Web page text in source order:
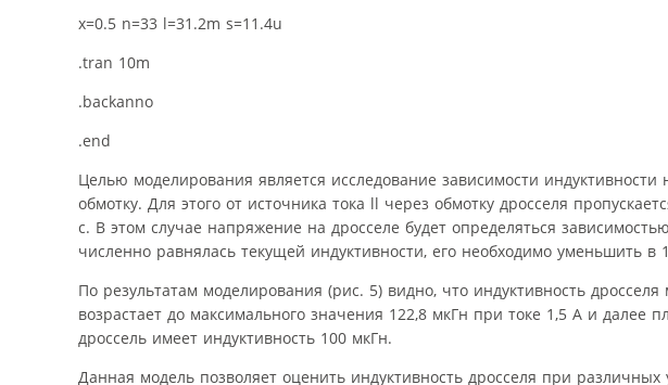
x=0.5 n=33 l=31.2m s=11.4u
.tran 10m
.backanno
.end
Целью моделирования является исследование зависимости
обмотку. Для этого от источника тока ll через обмотку дросселя
с. В этом случае напряжение на дросселе будет определяться
численно равнялась текущей индуктивности, его необходимо уменьшить в
По результатам моделирования (рис. 5) видно, что индуктивность
возрастает до максимального значения 122,8 мкГн при токе 1,5 А и далее
дроссель имеет индуктивность 100 мкГн.
Данная модель позволяет оценить индуктивность дросселя при